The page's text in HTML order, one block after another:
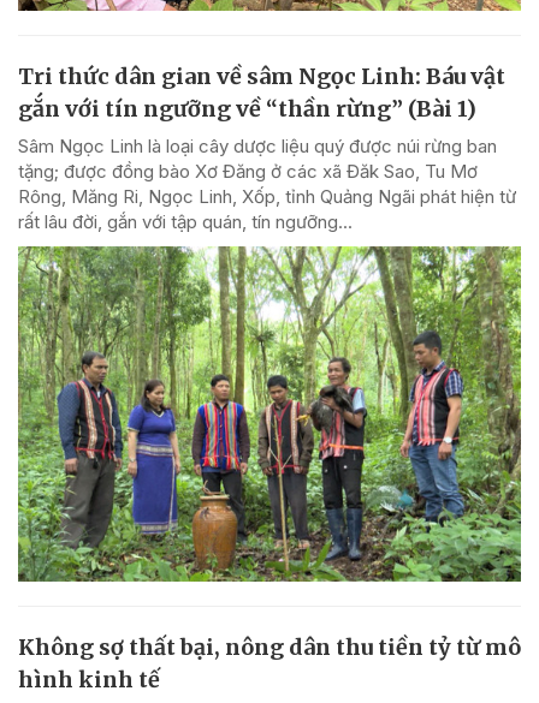
Tri thức dân gian về sâm Ngọc Linh: Báu vật
gắn với tín ngưỡng về “thần rừng” (Bài 1)
Sâm Ngọc Linh là loại cây dược liệu quý được núi rừng ban
tặng; được đồng bào Xơ Đăng ở các xã Đăk Sao, Tu Mơ
Rông, Măng Ri, Ngọc Linh, Xốp, tỉnh Quảng Ngãi phát hiện từ
rất lâu đời, gắn với tập quán, tín ngưỡng...
Không sợ thất bại, nông dân thu tiền tỷ từ mô
hình kinh tế